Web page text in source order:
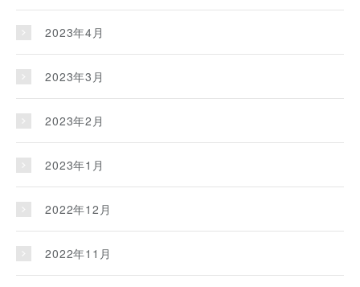
2023年4月
2023年3月
2023年2月
2023年1月
2022年12月
2022年11月